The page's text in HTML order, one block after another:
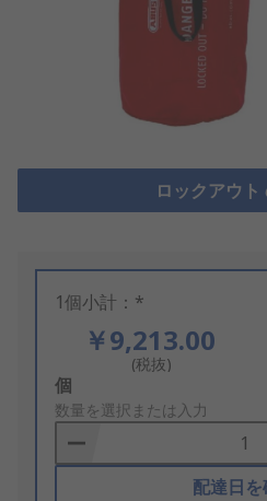
ロックアウ
1個小計：*
￥9,213.00
(税抜)
Add
to
Basket
個
数量を選択または入力
配達日